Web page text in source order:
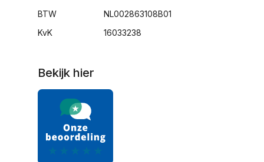
BTW
KvK
NL002863108B01
16033238
Bekijk hier